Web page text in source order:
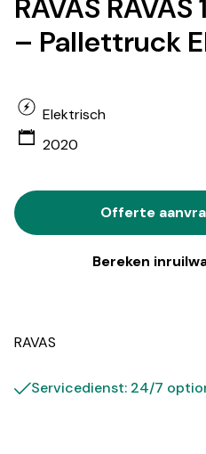
RAVAS
– Pallettruck
Elektrisch
2020
Offerte
Bereken
RAVAS
Servicedienst: 24/7